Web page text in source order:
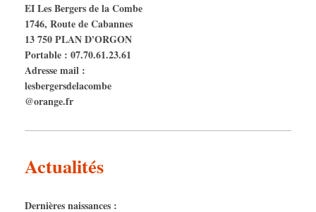
EI Les Bergers de la Combe
1746, Route de Cabannes
13 750 PLAN D'ORGON
Portable : 07.70.61.23.61
Adresse mail :
lesbergersdelacombe
@orange.fr
Actualités
Dernières naissances :